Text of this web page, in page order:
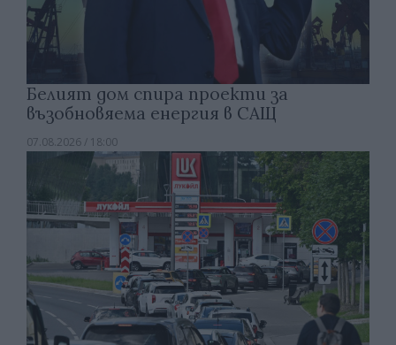
Белият дом спира проекти за
възобновяема енергия в САЩ
07.08.2026 / 18:00